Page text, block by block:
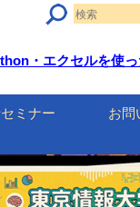
・エクセルを使
ミナー お問